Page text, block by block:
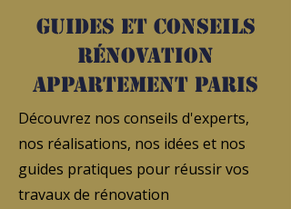
Guides et conseils
rénovation
appartement Paris
Découvrez nos conseils d'experts,
nos réalisations, nos idées et nos
guides pratiques pour réussir vos
travaux de rénovation